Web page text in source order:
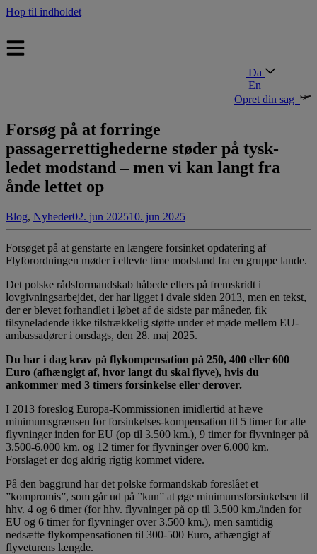
Hop til indholdet
Da
En
Opret din sag
Forsøg på at forringe
passagerrettighederne støder på tysk-
ledet modstand – men vi kan langt fra
ånde lettet op
Blog, Nyheder02. jun 202510. jun 2025
Forsøget på at genstarte en længere forsinket opdatering af
Flyforordningen møder i ellevte time modstand fra en gruppe lande.
Det polske rådsformandskab håbede ellers på fremskridt i
lovgivningsarbejdet, der har ligget i dvale siden 2013, men en tekst,
der er blevet forhandlet i løbet af de sidste par måneder, fik
tilsyneladende ikke tilstrækkelig støtte under et møde mellem EU-
ambassadører i onsdags, den 28. maj 2025.
Du har i dag krav på flykompensation på 250, 400 eller 600
Euro (afhængigt af, hvor langt du skal flyve), hvis du
ankommer med 3 timers forsinkelse eller derover.
I 2013 foreslog Europa-Kommissionen imidlertid at hæve
minimumsgrænsen for forsinkelses-kompensation til 5 timer for alle
flyvninger inden for EU (op til 3.500 km.), 9 timer for flyvninger på
3.500-6.000 km. og 12 timer for flyvninger over 6.000 km.
Forslaget er dog aldrig rigtig kommet videre.
På den baggrund har det polske formandskab foreslået et
”kompromis”, som går ud på ”kun” at øge minimumsforsinkelsen til
hhv. 4 og 6 timer (for hhv. flyvninger på op til 3.500 km./inden for
EU og 6 timer for flyvninger over 3.500 km.), men samtidig
nedsætte flykompensationen til 300-500 Euro, afhængigt af
flyveturens længde.